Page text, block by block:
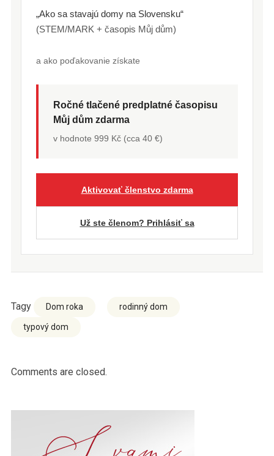
„Ako sa stavajú domy na Slovensku“
(STEM/MARK + časopis Můj dům)
a ako poďakovanie získate
Ročné tlačené predplatné časopisu
Můj dům zdarma
v hodnote 999 Kč (cca 40 €)
Aktivovať členstvo zdarma
Už ste členom? Prihlásiť sa
Tagy Dom roka rodinný dom
typový dom
Comments are closed.